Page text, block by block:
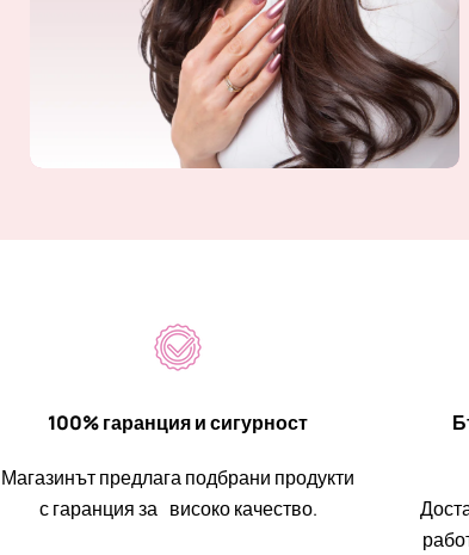
100% гаранция и сигурност
Магазинът предлага подбрани продукти
с гаранция за високо качество.